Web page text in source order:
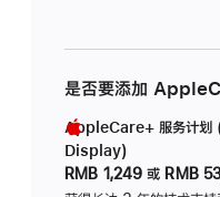
是否要添加
AppleCare+ 服务计划
Display)
RMB 1,249 或 RMB